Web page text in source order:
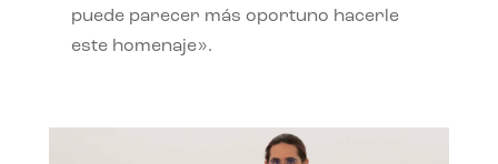
puede parecer más oportuno hacerle
este homenaje».